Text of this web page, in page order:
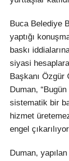
Buca Belediye
yaptığı
baskı
siyasi
Başkanı Özgür
Duman,
sistematik bir
hizmet
engel
Duman,